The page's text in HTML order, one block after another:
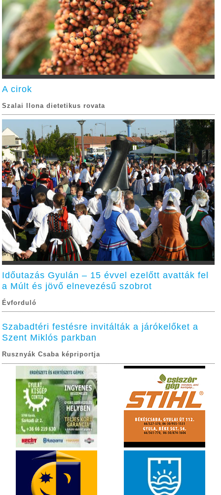
A cirok
Szalai Ilona dietetikus rovata
Időutazás Gyulán – 15 évvel ezelőtt avatták fel
a Múlt és jövő elnevezésű szobrot
Évforduló
Szabadtéri festésre invitálták a járókelőket a
Szent Miklós parkban
Rusznyák Csaba képriportja